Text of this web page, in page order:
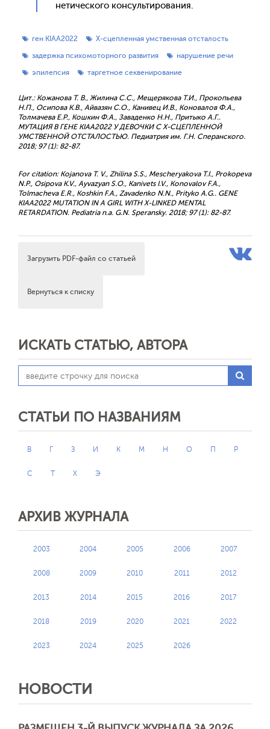
нети­чес­ко­го кон­суль­ти­рова­ния.
ген KIAA2022
X-сцепленная умственная отсталость
задержка психомоторного развития
нарушение речи
эпилепсия
таргетное секвенирование
Цит.: Кожанова Т. В., Жилина С.С., Мещерякова Т.И., Прокопьева
Н.П., Осипова К.В., Айвазян С.О., Канивец И.В., Коновалов Ф.А.,
Толмачева Е.Р., Кошкин Ф.А., Заваденко Н.Н., Притыко А.Г..
МУТАЦИЯ В ГЕНЕ KIAA2022 У ДЕВОЧКИ С X-СЦЕПЛЕННОЙ
УМСТВЕННОЙ ОТСТАЛОСТЬЮ. Педиатрия им. Г.Н. Сперанского.
2018; 97 (1): 82-87.
For citation: Kojanova T. V., Zhilina S.S., Mescheryakova Т.I., Prokopeva
N.P., Osipova K.V., Ayvazyan S.O., Kanivets I.V., Konovalov F.A.,
Tolmacheva E.R., Koshkin F.A., Zavadenko N.N., Prityko А.G.. GENE
KIAA2022 MUTATION IN A GIRL WITH X-LINKED MENTAL
RETARDATION. Pediatria n.a. G.N. Speransky. 2018; 97 (1): 82-87.
Загрузить PDF-файл со статьей
Вернуться к списку
ИСКАТЬ СТАТЬЮ, АВТОРА
СТАТЬИ ПО НАЗВАНИЯМ
В Г З И К М Н О П Р
С Т Х Э
АРХИВ ЖУРНАЛА
2003 2004 2005 2006 2007
2008 2009 2010 2011 2012
2013 2014 2015 2016 2017
2018 2019 2020 2021 2022
2023 2024 2025 2026
НОВОСТИ